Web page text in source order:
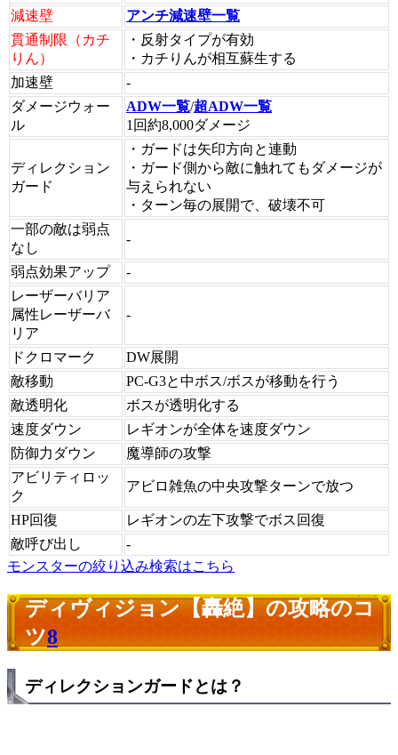
減速壁
アンチ減速壁一覧
貫通制限（カチ
りん）
・反射タイプが有効
・カチりんが相互蘇生する
加速壁
-
ダメージウォー
ル
ADW一覧/超ADW一覧
1回約8,000ダメージ
ディレクション
ガード
・ガードは矢印方向と連動
・ガード側から敵に触れてもダメージが
与えられない
・ターン毎の展開で、破壊不可
一部の敵は弱点
なし
-
弱点効果アップ
-
レーザーバリア
属性レーザーバ
リア
-
ドクロマーク
DW展開
敵移動
PC-G3と中ボス/ボスが移動を行う
敵透明化
ボスが透明化する
速度ダウン
レギオンが全体を速度ダウン
防御力ダウン
魔導師の攻撃
アビリティロッ
ク
アビロ雑魚の中央攻撃ターンで放つ
HP回復
レギオンの左下攻撃でボス回復
敵呼び出し
-
モンスターの絞り込み検索はこちら
ディヴィジョン【轟絶】の攻略のコ
ツ8
ディレクションガードとは？